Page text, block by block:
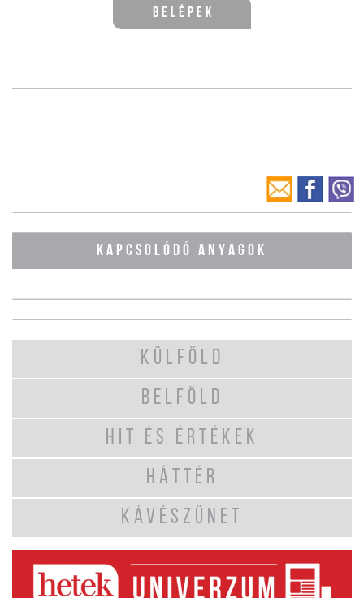
Belépek
KAPCSOLÓDÓ ANYAGOK
KÜLFÖLD
BELFÖLD
HIT ÉS ÉRTÉKEK
HÁTTÉR
KÁVÉSZÜNET